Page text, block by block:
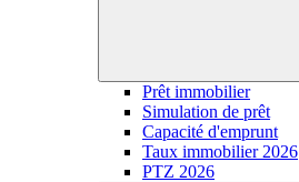
Prêt immobilier
Simulation de prêt
Capacité d'emprunt
Taux immobilier 2026
PTZ 2026